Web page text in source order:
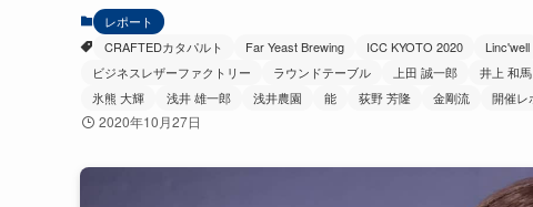
レポート
CRAFTEDカタパルト
Far Yeast Brewing ICC KYOTO 2020 Linc'well
ビジネスレザーファクトリー
ラウンドテーブル 上田 誠一郎 井上 和馬
氷熊 大輝
浅井 雄一郎 浅井農園 能 荻野 芳隆 金剛流 開催レ
2020年10月27日